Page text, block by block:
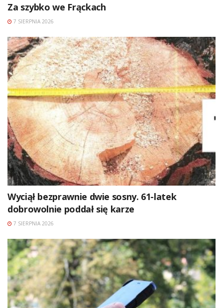
Za szybko we Frąckach
7 SIERPNIA 2026
Wyciął bezprawnie dwie sosny. 61-latek
dobrowolnie poddał się karze
7 SIERPNIA 2026